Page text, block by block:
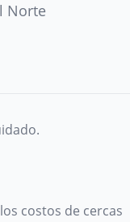
Norte
costos de cercas